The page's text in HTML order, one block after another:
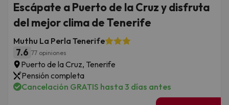
Escápate a Puerto de la Cruz y disfruta
del mejor clima de Tenerife
Muthu La Perla Tenerife
7.6 77 opiniones
Puerto de la Cruz, Tenerife
Pensión completa
Cancelación GRATIS hasta 3 días antes